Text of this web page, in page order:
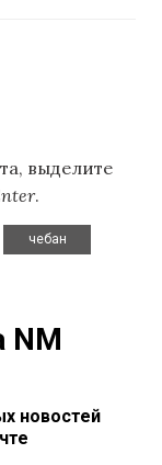
выделите
.
чебан
NM
новостей